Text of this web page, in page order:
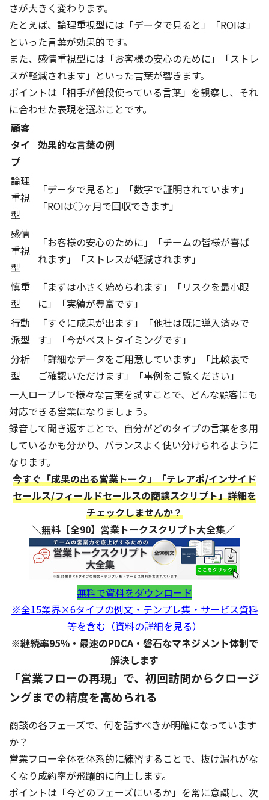
さが大きく変わります。
たとえば、論理重視型には「データで見ると」「ROIは」
といった言葉が効果的です。
また、感情重視型には「お客様の安心のために」「ストレ
スが軽減されます」といった言葉が響きます。
ポイントは「相手が普段使っている言葉」を観察し、それ
に合わせた表現を選ぶことです。
顧客
タイ
プ
効果的な言葉の例
論理
重視
型
「データで見ると」「数字で証明されています」
「ROIは◯ヶ月で回収できます」
感情
重視
型
「お客様の安心のために」「チームの皆様が喜ば
れます」「ストレスが軽減されます」
慎重
型
「まずは小さく始められます」「リスクを最小限
に」「実績が豊富です」
行動
派型
「すぐに成果が出ます」「他社は既に導入済みで
す」「今がベストタイミングです」
分析
型
「詳細なデータをご用意しています」「比較表で
ご確認いただけます」「事例をご覧ください」
一人ロープレで様々な言葉を試すことで、どんな顧客にも
対応できる営業になりましょう。
録音して聞き返すことで、自分がどのタイプの言葉を多用
しているかも分かり、バランスよく使い分けられるように
なります。
今すぐ「成果の出る営業トーク」「テレアポ/インサイド
セールス/フィールドセールスの商談スクリプト」詳細を
チェックしませんか？
＼無料【全90】営業トークスクリプト大全集／
無料で資料をダウンロード
※全15業界×6タイプの例文・テンプレ集・サービス資料
等を含む（資料の詳細を見る）
※継続率95％・最速のPDCA・磐石なマネジメント体制で
解決します
「営業フローの再現」で、初回訪問からクロージ
ングまでの精度を高められる
商談の各フェーズで、何を話すべきか明確になっています
か？
営業フロー全体を体系的に練習することで、抜け漏れがな
くなり成約率が飛躍的に向上します。
ポイントは「今どのフェーズにいるか」を常に意識し、次